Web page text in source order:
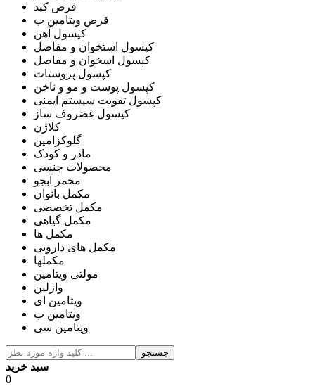
قرص کبد
قرص ویتامین ب
کپسول آهن
کپسول استخوان و مفاصل
کپسول اسخوان و مفاصل
کپسول پروستات
کپسول پوست و مو و ناخن
کپسول تقویت سیستم ایمنی
کپسول غضروف ساز
کلاژن
گلوکزامین
مادر و کودک
محصولات جنسی
مخمر آبجو
مکمل بانوان
مکمل تخصصی
مکمل گیاهی
مکمل ها
مکمل های دارویی
مکملها
مولتی ویتامین
وازلین
ویتامین ای
ویتامین ب
ویتامین سی
جستجو
سبد خرید
0